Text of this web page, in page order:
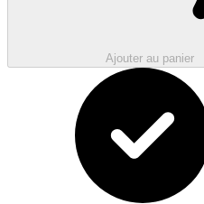
Ajouter au panier